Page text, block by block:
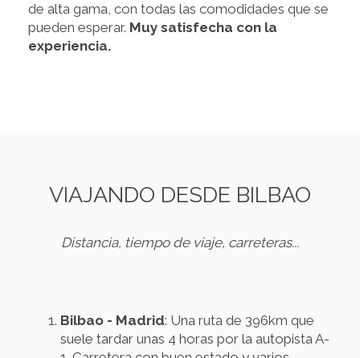
de alta gama, con todas las comodidades que se
pueden esperar. Muy satisfecha con la
experiencia.
VIAJANDO DESDE BILBAO
Distancia, tiempo de viaje, carreteras...
Bilbao - Madrid: Una ruta de 396km que
suele tardar unas 4 horas por la autopista A-